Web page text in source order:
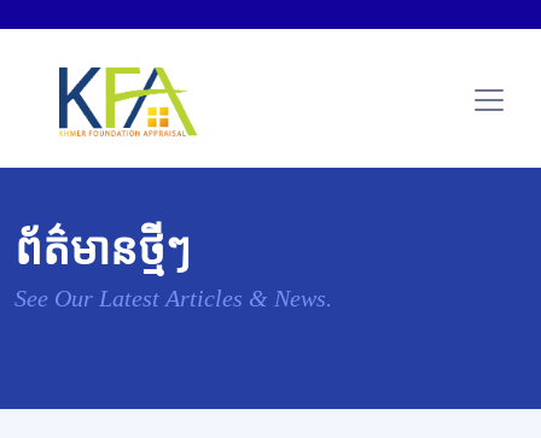
ព័ត៌មានថ្មីៗ
See Our Latest Articles & News.